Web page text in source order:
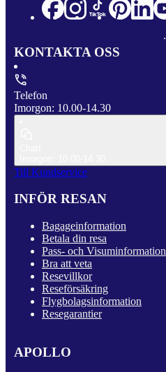
KONTAKTA OSS
Telefon
Imorgon: 10.00-14.30
Till Kundservice
INFÖR RESAN
Bagageinformation
Betala din resa
Pass- och Visuminformation
Bra att veta
Resevillkor
Reseförsäkring
Flygbolagsinformation
Resegarantier
APOLLO